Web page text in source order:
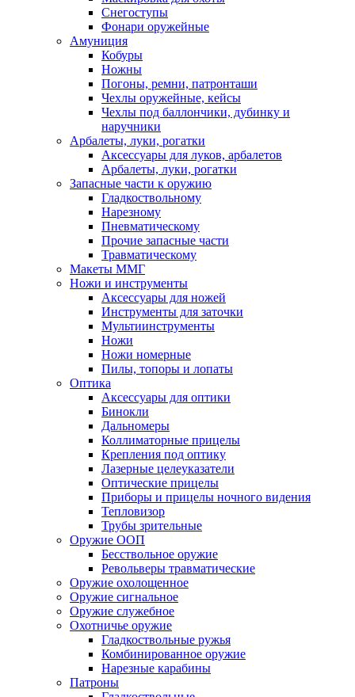
Снегоступы
Фонари оружейные
Амуниция
Кобуры
Ножны
Погоны, ремни, патронташи
Чехлы оружейные, кейсы
Чехлы под баллончики, дубинку и
наручники
Арбалеты, луки, рогатки
Аксессуары для луков, арбалетов
Арбалеты, луки, рогатки
Запасные части к оружию
Гладкоствольному
Нарезному
Пневматическому
Прочие запасные части
Травматическому
Макеты ММГ
Ножи и инструменты
Аксессуары для ножей
Инструменты для заточки
Мультиинструменты
Ножи
Ножи номерные
Пилы, топоры и лопаты
Оптика
Аксессуары для оптики
Бинокли
Дальномеры
Коллиматорные прицелы
Крепления под оптику
Лазерные целеуказатели
Оптические прицелы
Приборы и прицелы ночного видения
Тепловизор
Трубы зрительные
Оружие ООП
Бесствольное оружие
Револьверы травматические
Оружие охолощенное
Оружие сигнальное
Оружие служебное
Охотничье оружие
Гладкоствольные ружья
Комбинированное оружие
Нарезные карабины
Патроны